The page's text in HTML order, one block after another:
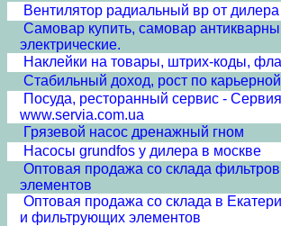
Вентилятор радиальный вр от дилера
Самовар купить, самовар
электрические.
Наклейки на товары, штрих-коды,
Стабильный доход, рост по
Посуда, ресторанный сервис -
www.servia.com.ua
Грязевой насос дренажный гном
Насосы grundfos у дилера в москве
Оптовая продажа со склада
элементов
Оптовая продажа со склада в
и фильтрующих элементов